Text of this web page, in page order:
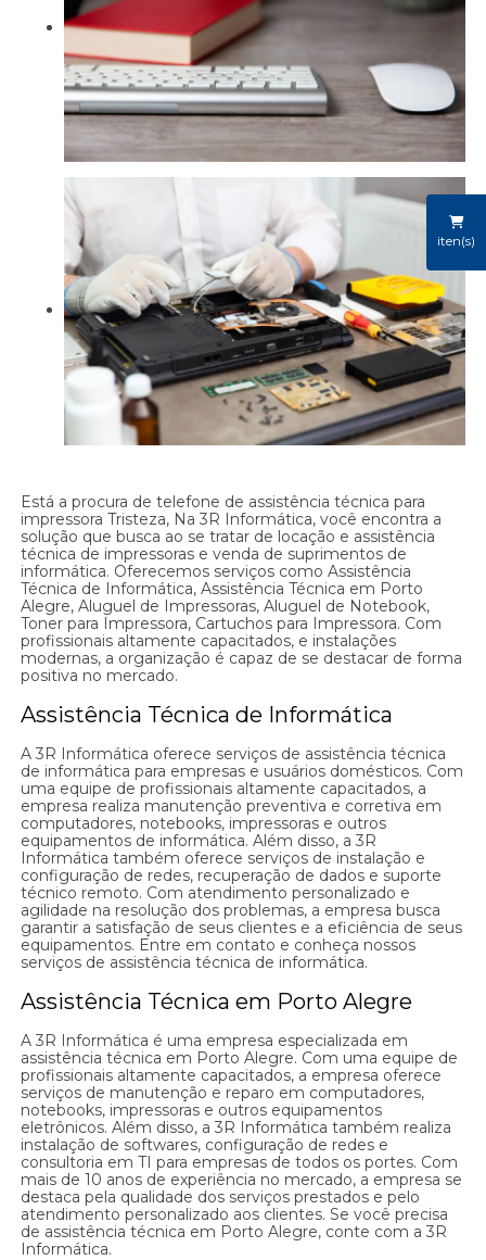
iten(s)
Está a procura de telefone de assistência técnica para
impressora Tristeza, Na 3R Informática, você encontra a
solução que busca ao se tratar de locação e assistência
técnica de impressoras e venda de suprimentos de
informática. Oferecemos serviços como Assistência
Técnica de Informática, Assistência Técnica em Porto
Alegre, Aluguel de Impressoras, Aluguel de Notebook,
Toner para Impressora, Cartuchos para Impressora. Com
profissionais altamente capacitados, e instalações
modernas, a organização é capaz de se destacar de forma
positiva no mercado.
Assistência Técnica de Informática
A 3R Informática oferece serviços de assistência técnica
de informática para empresas e usuários domésticos. Com
uma equipe de profissionais altamente capacitados, a
empresa realiza manutenção preventiva e corretiva em
computadores, notebooks, impressoras e outros
equipamentos de informática. Além disso, a 3R
Informática também oferece serviços de instalação e
configuração de redes, recuperação de dados e suporte
técnico remoto. Com atendimento personalizado e
agilidade na resolução dos problemas, a empresa busca
garantir a satisfação de seus clientes e a eficiência de seus
equipamentos. Entre em contato e conheça nossos
serviços de assistência técnica de informática.
Assistência Técnica em Porto Alegre
A 3R Informática é uma empresa especializada em
assistência técnica em Porto Alegre. Com uma equipe de
profissionais altamente capacitados, a empresa oferece
serviços de manutenção e reparo em computadores,
notebooks, impressoras e outros equipamentos
eletrônicos. Além disso, a 3R Informática também realiza
instalação de softwares, configuração de redes e
consultoria em TI para empresas de todos os portes. Com
mais de 10 anos de experiência no mercado, a empresa se
destaca pela qualidade dos serviços prestados e pelo
atendimento personalizado aos clientes. Se você precisa
de assistência técnica em Porto Alegre, conte com a 3R
Informática.